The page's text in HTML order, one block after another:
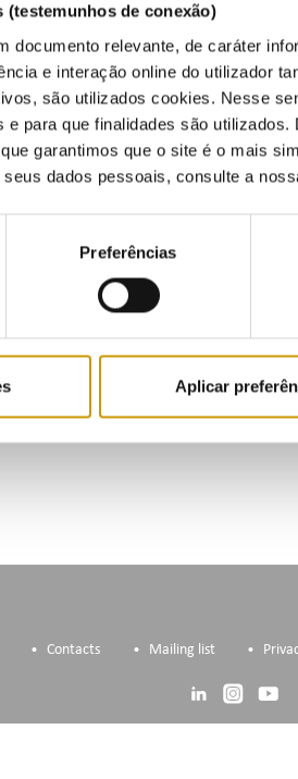
(testemunhos de conexão)
documento relevante, de caráter
e interação online do utilizador
são utilizados cookies. Nesse
para que finalidades são
garantimos que o site é o mais
dados pessoais, consulte a
Preferências
Aplicar
View
Contacts Mailing list